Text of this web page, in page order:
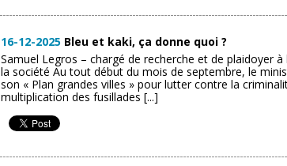
16-12-2025 Bleu et kaki, ça donne quoi ?
Samuel Legros – chargé de recherche et de plaidoyer
la société Au tout début du mois de septembre, le
son « Plan grandes villes » pour lutter contre la
multiplication des fusillades [...]